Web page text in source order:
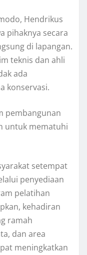
Hendrikus
pihaknya secara
di lapangan.
teknis dan ahli
ada
konservasi.
pembangunan
untuk mematuhi
setempat
penyediaan
pelatihan
kehadiran
ramah
dan area
meningkatkan